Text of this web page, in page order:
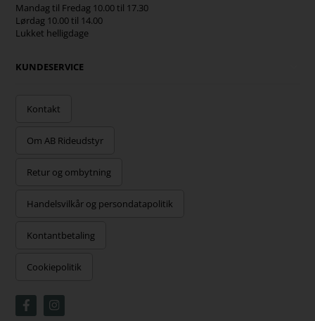
Mandag til Fredag 10.00 til 17.30
Lørdag 10.00 til 14.00
Lukket helligdage
KUNDESERVICE
Kontakt
Om AB Rideudstyr
Retur og ombytning
Handelsvilkår og persondatapolitik
Kontantbetaling
Cookiepolitik